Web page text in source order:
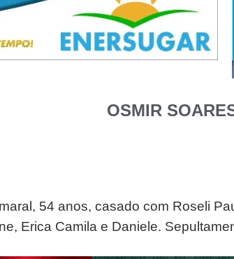
OSMIR
54 anos, casado com Roseli
Erica Camila e Daniele.